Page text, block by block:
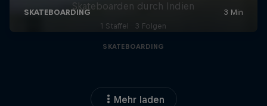
Skateboarden durch Indien
1 Staffel · 3 Folgen
SKATEBOARDING
Mehr laden